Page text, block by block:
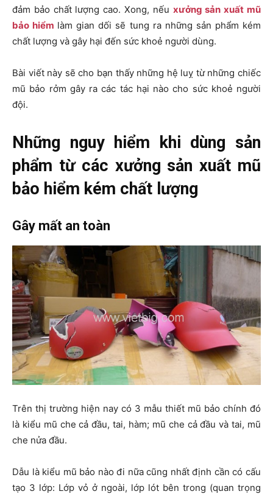
đảm bảo chất lượng cao. Xong, nếu xưởng sản xuất mũ
bảo hiểm làm gian dối sẽ tung ra những sản phẩm kém
chất lượng và gây hại đến sức khoẻ người dùng.
Bài viết này sẽ cho bạn thấy những hệ luỵ từ những chiếc
mũ bảo rởm gây ra các tác hại nào cho sức khoẻ người
đội.
Những nguy hiểm khi dùng sản
phẩm từ các xưởng sản xuất mũ
bảo hiểm kém chất lượng
Gây mất an toàn
Trên thị trường hiện nay có 3 mẫu thiết mũ bảo chính đó
là kiểu mũ che cả đầu, tai, hàm; mũ che cả đầu và tai, mũ
che nửa đầu.
Dẫu là kiểu mũ bảo nào đi nữa cũng nhất định cầncó cấu
tạo 3 lớp: Lớp vỏ ở ngoài, lớp lót bên trong (quan trọng